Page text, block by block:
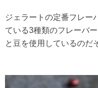
ジェラートの定番フレ
ている3種類のフレーバ
と豆を使用しているのだ